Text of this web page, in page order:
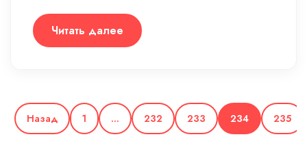
Читать далее
Назад 1 … 232 233 234 235